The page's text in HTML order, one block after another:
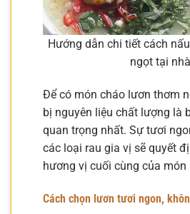
Hướng dẫn chi tiết cách
ngọt tại nhà
Để có món cháo lươn thơm
bị nguyên liệu chất lượng là
quan trọng nhất. Sự tươi
các loại rau gia vị sẽ quyết
hương vị cuối cùng của món
Cách chọn lươn tươi ngon,